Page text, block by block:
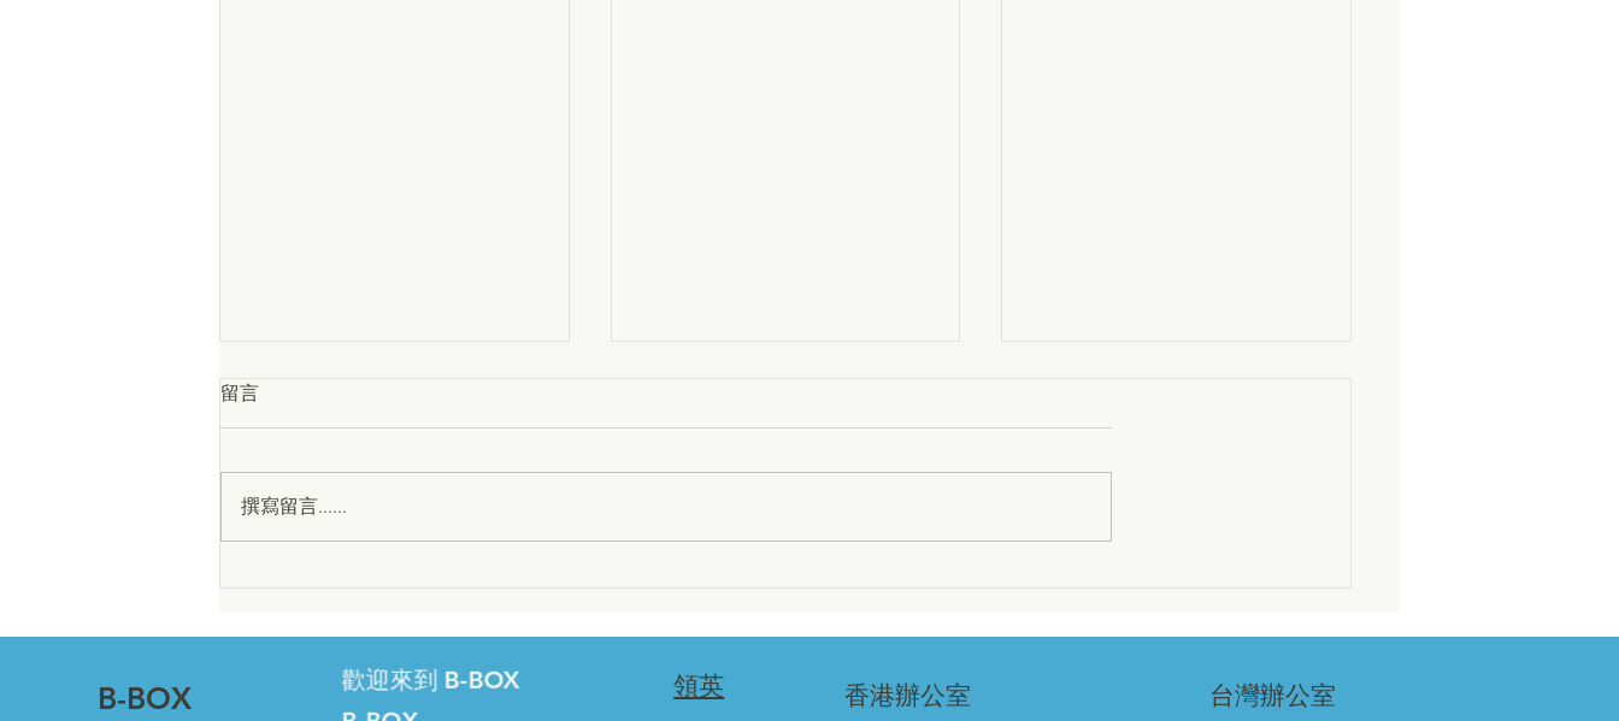
巨型工廠的教訓：2025至
2026年昆蟲養殖業倒閉潮，
「集中式」與「分散式」路線
的啟示
文整理 2025–2026 年最新數據，說
明為什麼分散式、在地化的黑水虻
健的路徑。（English version
期排放總算帳
從蟲砂到飼料：黑水虻生物轉
項皆為歐盟法規認可、可即刻商業
留言
撰寫留言......
B-BOX
歡迎來到 B-BOX
領英 香港辦公室 台灣辦公室